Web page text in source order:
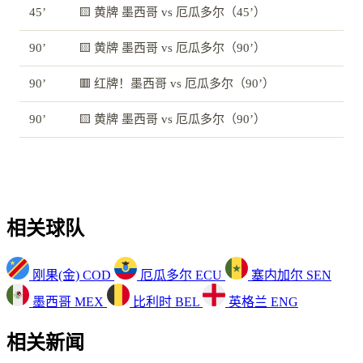
45’ 🟨 黄牌 墨西哥 vs 厄瓜多尔（45’）
90’ 🟨 黄牌 墨西哥 vs 厄瓜多尔（90’）
90’ 🟥 红牌！墨西哥 vs 厄瓜多尔（90’）
90’ 🟨 黄牌 墨西哥 vs 厄瓜多尔（90’）
相关球队
刚果(金) COD 厄瓜多尔 ECU 塞内加尔 SEN
墨西哥 MEX 比利时 BEL 英格兰 ENG
相关新闻